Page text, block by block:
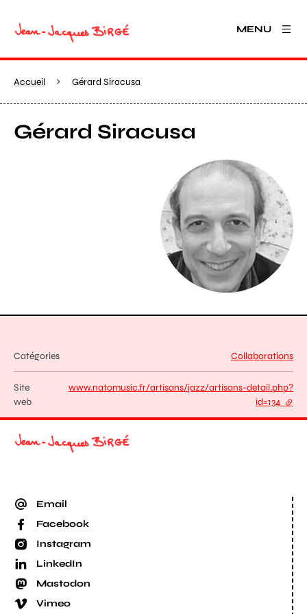
MENU
Accueil Gérard Siracusa
Gérard Siracusa
Agrandir
Catégories Collaborations
Site
web
www.natomusic.fr/artisans/jazz/artisans-detail.php?
id=134 -
Email
Facebook
Instagram
LinkedIn
Mastodon
Vimeo